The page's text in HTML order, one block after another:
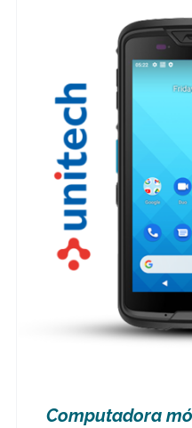
Computadora